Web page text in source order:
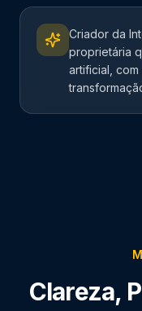
Criador da
proprietária
artificial, com
Clareza,